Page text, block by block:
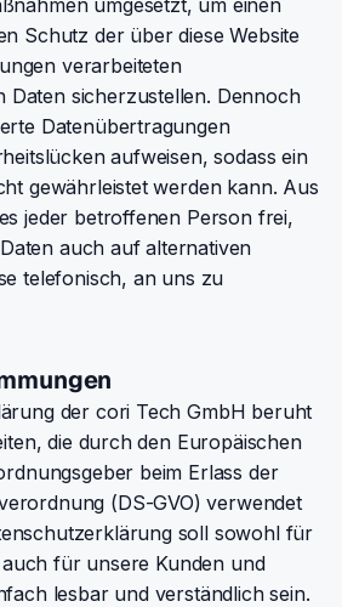
umgesetzt, um einen
Schutz der über diese Website
verarbeiteten
Daten sicherzustellen. Dennoch
Datenübertragungen
aufweisen, sodass ein
gewährleistet werden kann. Aus
jeder betroffenen Person frei,
auch auf alternativen
telefonisch, an uns zu
der cori Tech GmbH beruht
die durch den Europäischen
beim Erlass der
(DS-GVO) verwendet
soll sowohl für
für unsere Kunden und
lesbar und verständlich sein.